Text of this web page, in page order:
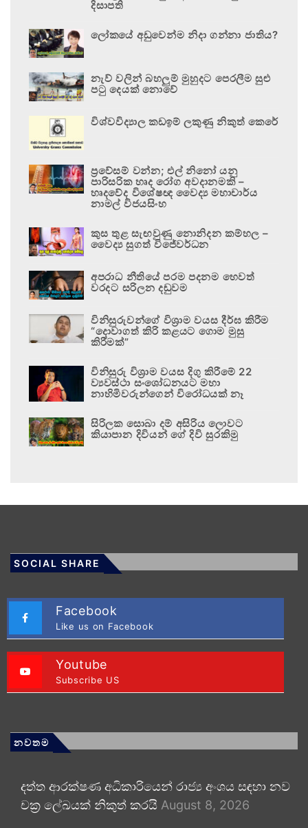
දිසාපති
ලෝකයේ අඩුවෙන්ම නිදා ගන්නා ජාතිය?
නැව් වලින් බහලුම් මුහුදට පෙරලීම සුළු
පටු දෙයක් නොවේ
විශ්වවිද්‍යාල කඩඉම් ලකුණු නිකුත් කෙරේ
ප්‍රවේසම් වන්න; එල් නිනෝ යනු
පාරිසරික හෘද රෝග අවදානමකි –
හෘදවේද විශේෂඥ වෛද්‍ය මහාචාර්ය
නාමල් විජයසිංහ
කුස තුළ සැඟවුණු නොනිදන කම්හල –
වෛද්‍ය සුගත් විජේවර්ධන
අපරාධ නීතියේ පරම පදනම හෙවත්
වරදට සරිලන දඬුවම
විනිසුරුවන්ගේ විශ්‍රාම වයස දීර්ඝ කිරීම
“දොවාගත් කිරි කළයට ගොම මුසු
කිරීමක්”
විනිසුරු විශ්‍රාම වයස දිගු කිරීමේ 22
ව්‍යවස්ථා සංශෝධනයට මහා
නාහිමිවරුන්ගෙන් විරෝධයක් නෑ
සිරිලක සොබා දම් අසිරිය ලොවට
කියාපාන දිවියන් ගේ දිවි සුරකිමු
SOCIAL SHARE
Facebook
Like us on Facebook
Youtube
Subscribe US
නවතම
දත්ත ආරක්ෂණ අධිකාරියෙන් රාජ්‍ය අංශය සඳහා නව
චක්‍ර ලේඛයක් නිකුත් කරයි August 8, 2026